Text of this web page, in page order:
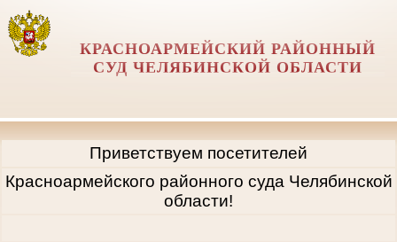
КРАСНОАРМЕЙСКИЙ РАЙОННЫЙ
СУД ЧЕЛЯБИНСКОЙ ОБЛАСТИ
Приветствуем посетителей
Красноармейского районного суда Челябинской
области!